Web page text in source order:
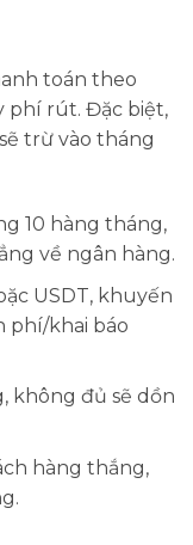
toán theo
phí rút. Đặc biệt,
trừ vào tháng
10 hàng tháng,
về ngân hàng.
USDT, khuyến
phí/khai báo
không đủ sẽ dồn
hàng thắng,